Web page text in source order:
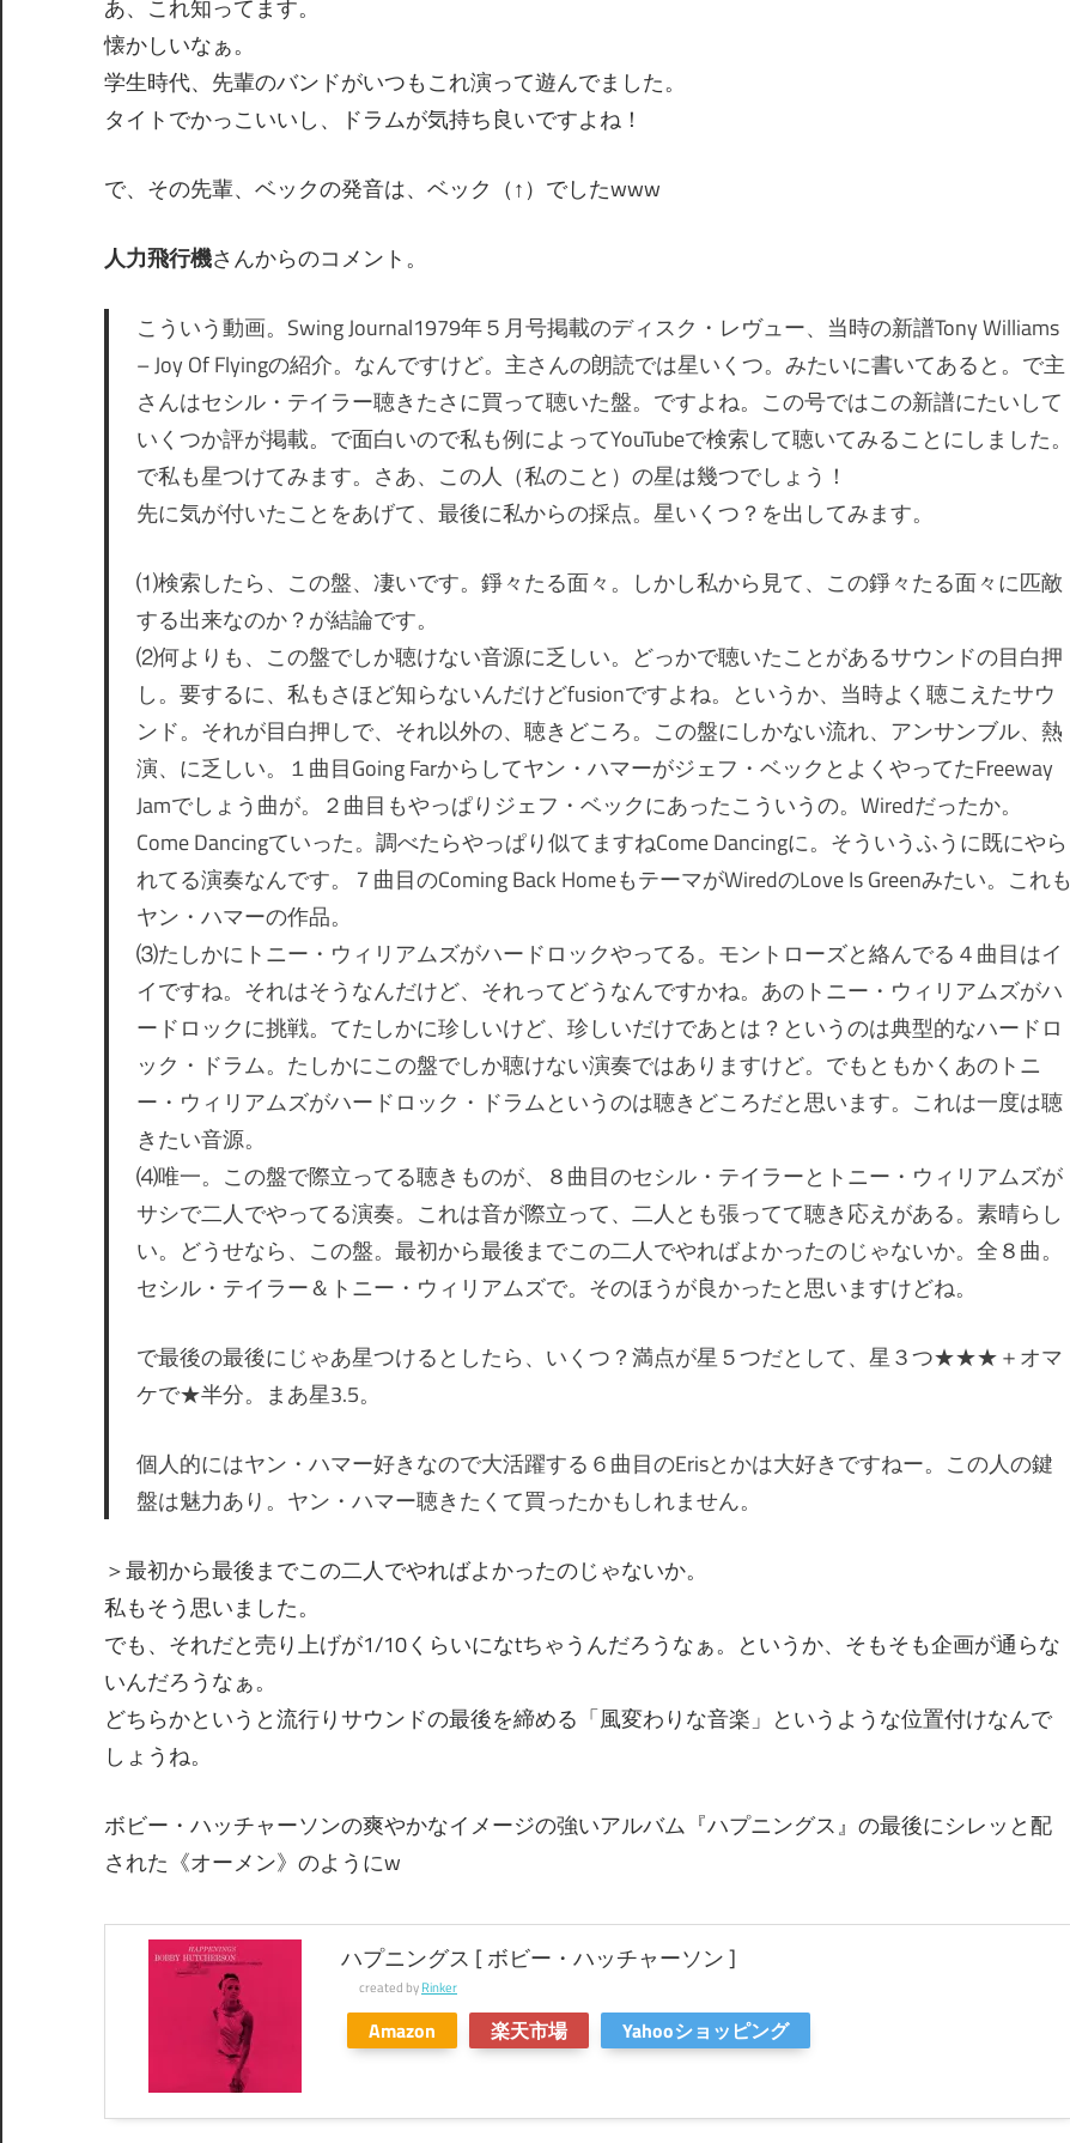
あ、これ知ってます。
懐かしいなぁ。
学生時代、先輩のバンドがいつもこれ演って遊んでました。
タイトでかっこいいし、ドラムが気持ち良いですよね！
で、その先輩、ベックの発音は、ベック（↑）でしたwww
人力飛行機さんからのコメント。
こういう動画。Swing Journal1979年５月号掲載のディスク・レヴュー、当時の新譜Tony Williams
– Joy Of Flyingの紹介。なんですけど。主さんの朗読では星いくつ。みたいに書いてあると。で主
さんはセシル・テイラー聴きたさに買って聴いた盤。ですよね。この号ではこの新譜にたいして
いくつか評が掲載。で面白いので私も例によってYouTubeで検索して聴いてみることにしました。
で私も星つけてみます。さあ、この人（私のこと）の星は幾つでしょう！
先に気が付いたことをあげて、最後に私からの採点。星いくつ？を出してみます。
⑴検索したら、この盤、凄いです。錚々たる面々。しかし私から見て、この錚々たる面々に匹敵
する出来なのか？が結論です。
⑵何よりも、この盤でしか聴けない音源に乏しい。どっかで聴いたことがあるサウンドの目白押
し。要するに、私もさほど知らないんだけどfusionですよね。というか、当時よく聴こえたサウ
ンド。それが目白押しで、それ以外の、聴きどころ。この盤にしかない流れ、アンサンブル、熱
演、に乏しい。１曲目Going Farからしてヤン・ハマーがジェフ・ベックとよくやってたFreeway
Jamでしょう曲が。２曲目もやっぱりジェフ・ベックにあったこういうの。Wiredだったか。
Come Dancingていった。調べたらやっぱり似てますねCome Dancingに。そういうふうに既にやら
れてる演奏なんです。７曲目のComing Back HomeもテーマがWiredのLove Is Greenみたい。これも
ヤン・ハマーの作品。
⑶たしかにトニー・ウィリアムズがハードロックやってる。モントローズと絡んでる４曲目はイ
イですね。それはそうなんだけど、それってどうなんですかね。あのトニー・ウィリアムズがハ
ードロックに挑戦。てたしかに珍しいけど、珍しいだけであとは？というのは典型的なハードロ
ック・ドラム。たしかにこの盤でしか聴けない演奏ではありますけど。でもともかくあのトニ
ー・ウィリアムズがハードロック・ドラムというのは聴きどころだと思います。これは一度は聴
きたい音源。
⑷唯一。この盤で際立ってる聴きものが、８曲目のセシル・テイラーとトニー・ウィリアムズが
サシで二人でやってる演奏。これは音が際立って、二人とも張ってて聴き応えがある。素晴らし
い。どうせなら、この盤。最初から最後までこの二人でやればよかったのじゃないか。全８曲。
セシル・テイラー＆トニー・ウィリアムズで。そのほうが良かったと思いますけどね。
で最後の最後にじゃあ星つけるとしたら、いくつ？満点が星５つだとして、星３つ★★★＋オマ
ケで★半分。まあ星3.5。
個人的にはヤン・ハマー好きなので大活躍する６曲目のErisとかは大好きですねー。この人の鍵
盤は魅力あり。ヤン・ハマー聴きたくて買ったかもしれません。
＞最初から最後までこの二人でやればよかったのじゃないか。
私もそう思いました。
でも、それだと売り上げが1/10くらいになtちゃうんだろうなぁ。というか、そもそも企画が通らな
いんだろうなぁ。
どちらかというと流行りサウンドの最後を締める「風変わりな音楽」というような位置付けなんで
しょうね。
ボビー・ハッチャーソンの爽やかなイメージの強いアルバム『ハプニングス』の最後にシレッと配
された《オーメン》のようにw
ハプニングス [ ボビー・ハッチャーソン ]
created byRinker
Amazon 楽天市場 Yahooショッピング